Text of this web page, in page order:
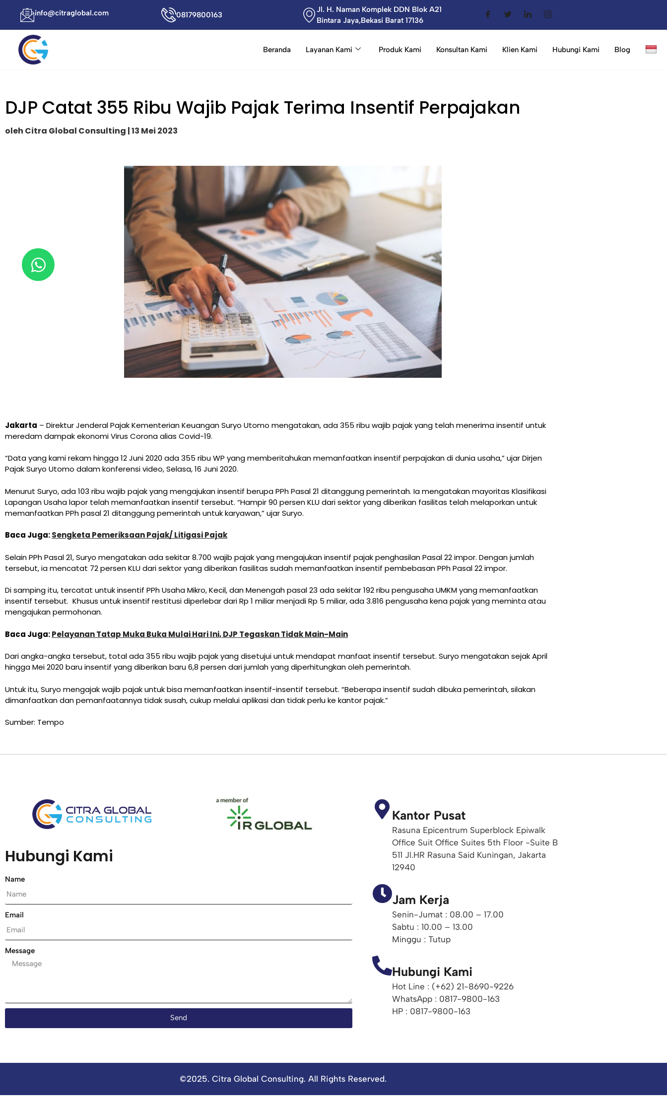
info@citraglobal.com 08179800163
Jl. H. Naman Komplek DDN Blok A21
Bintara Jaya,Bekasi Barat 17136
Beranda Layanan Kami Produk Kami Konsultan Kami Klien Kami Hubungi Kami Blog
DJP Catat 355 Ribu Wajib Pajak Terima Insentif Perpajakan
oleh Citra Global Consulting | 13 Mei 2023
Jakarta – Direktur Jenderal Pajak Kementerian Keuangan Suryo Utomo mengatakan, ada 355 ribu wajib pajak yang telah menerima insentif untuk
meredam dampak ekonomi Virus Corona alias Covid-19.
“Data yang kami rekam hingga 12 Juni 2020 ada 355 ribu WP yang memberitahukan memanfaatkan insentif perpajakan di dunia usaha,” ujar Dirjen
Pajak Suryo Utomo dalam konferensi video, Selasa, 16 Juni 2020.
Menurut Suryo, ada 103 ribu wajib pajak yang mengajukan insentif berupa PPh Pasal 21 ditanggung pemerintah. Ia mengatakan mayoritas Klasifikasi
Lapangan Usaha lapor telah memanfaatkan insentif tersebut. “Hampir 90 persen KLU dari sektor yang diberikan fasilitas telah melaporkan untuk
memanfaatkan PPh pasal 21 ditanggung pemerintah untuk karyawan,” ujar Suryo.
Baca Juga:Sengketa Pemeriksaan Pajak/ Litigasi Pajak
Selain PPh Pasal 21, Suryo mengatakan ada sekitar 8.700 wajib pajak yang mengajukan insentif pajak penghasilan Pasal 22 impor. Dengan jumlah
tersebut, ia mencatat 72 persen KLU dari sektor yang diberikan fasilitas sudah memanfaatkan insentif pembebasan PPh Pasal 22 impor.
Di samping itu, tercatat untuk insentif PPh Usaha Mikro, Kecil, dan Menengah pasal 23 ada sekitar 192 ribu pengusaha UMKM yang memanfaatkan
insentif tersebut. Khusus untuk insentif restitusi diperlebar dari Rp 1 miliar menjadi Rp 5 miliar, ada 3.816 pengusaha kena pajak yang meminta atau
mengajukan permohonan.
Baca Juga:Pelayanan Tatap Muka Buka Mulai Hari Ini, DJP Tegaskan Tidak Main-Main
Dari angka-angka tersebut, total ada 355 ribu wajib pajak yang disetujui untuk mendapat manfaat insentif tersebut. Suryo mengatakan sejak April
hingga Mei 2020 baru insentif yang diberikan baru 6,8 persen dari jumlah yang diperhitungkan oleh pemerintah.
Untuk itu, Suryo mengajak wajib pajak untuk bisa memanfaatkan insentif-insentif tersebut. “Beberapa insentif sudah dibuka pemerintah, silakan
dimanfaatkan dan pemanfaatannya tidak susah, cukup melalui aplikasi dan tidak perlu ke kantor pajak.”
Sumber: Tempo
Hubungi Kami
Name
Email
Message
Send
Kantor Pusat
Rasuna Epicentrum Superblock Epiwalk
Office Suit Office Suites 5th Floor -Suite B
511 Jl.HR Rasuna Said Kuningan, Jakarta
12940
Jam Kerja
Senin-Jumat : 08.00 – 17.00
Sabtu : 10.00 – 13.00
Minggu : Tutup
Hubungi Kami
Hot Line : (+62) 21-8690-9226​
WhatsApp : 0817-9800-163
HP : 0817-9800-163
©2025. Citra Global Consulting. All Rights Reserved.